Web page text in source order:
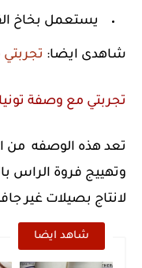
يستعمل بخاخ
شاهدى ايضا:
تجربتي مع وصفة
تعد هذه الوصفه من
وتهييج فروة الراس
لانتاج بصيلات غير
شاهد ايضا